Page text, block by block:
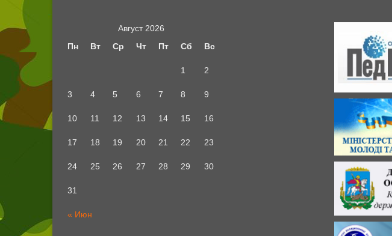
Август 2026
Пн
Вт Ср Чт Пт Сб Вс
« Июн
1 2
3 4 5 6 7 8 9
10 11 12 13 14 15 16
17 18 19 20 21 22 23
24 25 26 27 28 29 30
31